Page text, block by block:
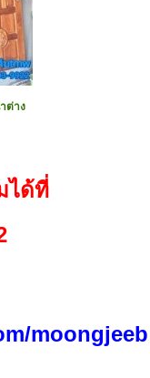
ต่าง
ได้ที่
moongjeeb